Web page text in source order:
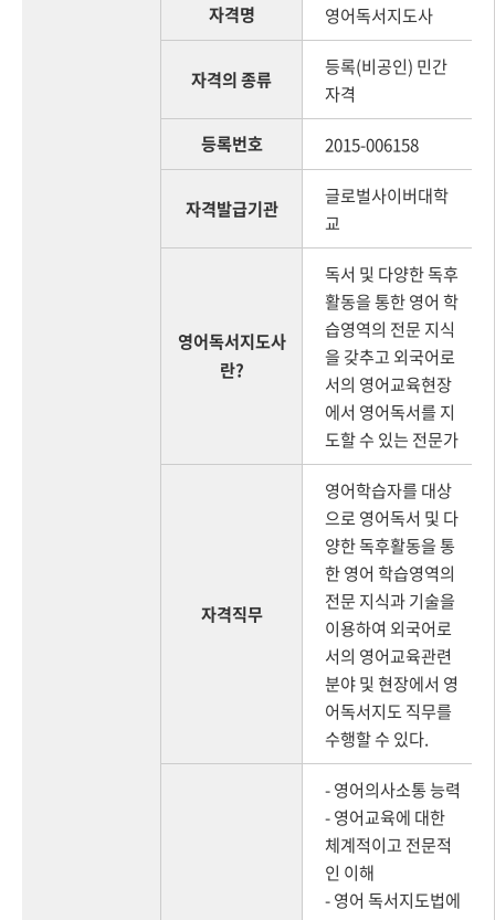
자격명
영어독서지도사
자격의 종류
등록(비공인) 민간
자격
등록번호
2015-006158
자격발급기관
글로벌사이버대학
교
영어독서지도사
란?
독서 및 다양한 독후
활동을 통한 영어 학
습영역의 전문 지식
을 갖추고 외국어로
서의 영어교육현장
에서 영어독서를 지
도할 수 있는 전문가
자격직무
영어학습자를 대상
으로 영어독서 및 다
양한 독후활동을 통
한 영어 학습영역의
전문 지식과 기술을
이용하여 외국어로
서의 영어교육관련
분야 및 현장에서 영
어독서지도 직무를
수행할 수 있다.
- 영어의사소통 능력
- 영어교육에 대한
체계적이고 전문적
인 이해
- 영어 독서지도법에